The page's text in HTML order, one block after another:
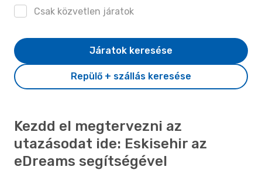
Csak közvetlen járatok
Repülő + szállás keresése
Járatok keresése
Kezdd el megtervezni az
utazásodat ide: Eskisehir az
eDreams segítségével